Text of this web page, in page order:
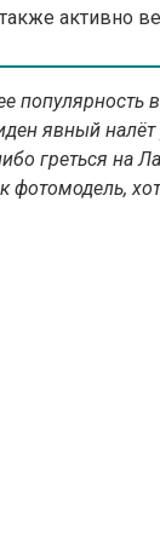
активно
популярность
явный налёт
греться на
фотомодель,